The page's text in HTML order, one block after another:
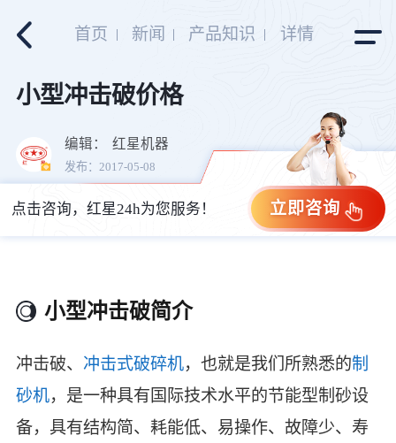
首页 新闻 产品知识 详情
小型冲击破价格
编辑： 红星机器
发布：2017-05-08
立即咨询
点击咨询，红星24h为您服务！
小型冲击破简介
冲击破、 冲击式破碎机，也就是我们所熟悉的制
砂机，是一种具有国际技术水平的节能型制砂设
备，具有结构简、耗能低、易操作、故障少、寿